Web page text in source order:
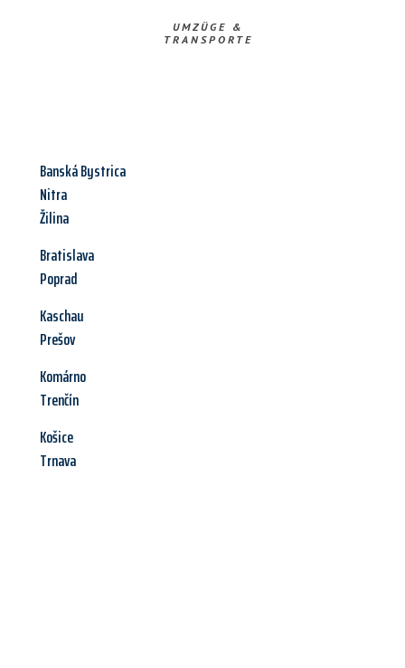
UMZÜGE &
TRANSPORTE
Banská Bystrica
Nitra
Žilina
Bratislava
Poprad
Kaschau
Prešov
Komárno
Trenčín
Košice
Trnava